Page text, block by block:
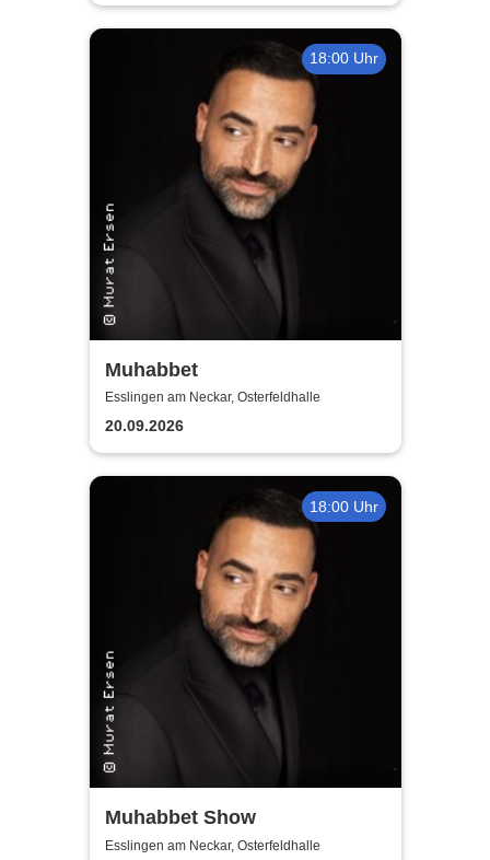
18:00 Uhr
Muhabbet
Esslingen am Neckar, Osterfeldhalle
20.09.2026
18:00 Uhr
Muhabbet Show
Esslingen am Neckar, Osterfeldhalle